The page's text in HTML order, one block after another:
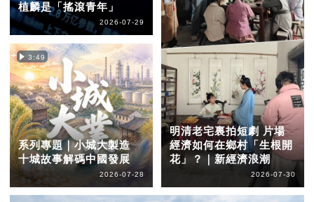
植麟是「搖滾青年」
2026-07-29
3:49
系列專題｜小城大製造
十城故事解碼中國發展
2026-07-28
明清老宅裏拍短劇 片場
經濟如何在鄉村「生根開
花」？｜新經濟浪潮
2026-07-30